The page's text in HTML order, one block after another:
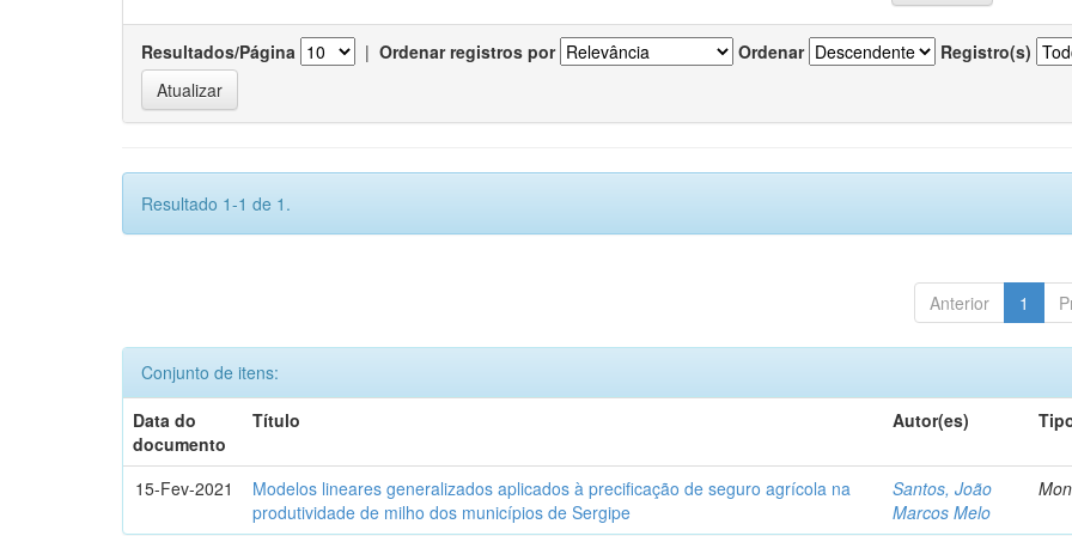
Resultados/Página | Ordenar registros por Ordenar Registro(s)
Resultado 1-1 de 1.
Anterior 1
Conjunto de itens:
Data do
documento
Título Autor(es)
15-Fev-2021
Modelos lineares generalizados aplicados à precificação de seguro agrícola na
produtividade de milho dos municípios de Sergipe
Santos, João
Marcos Melo